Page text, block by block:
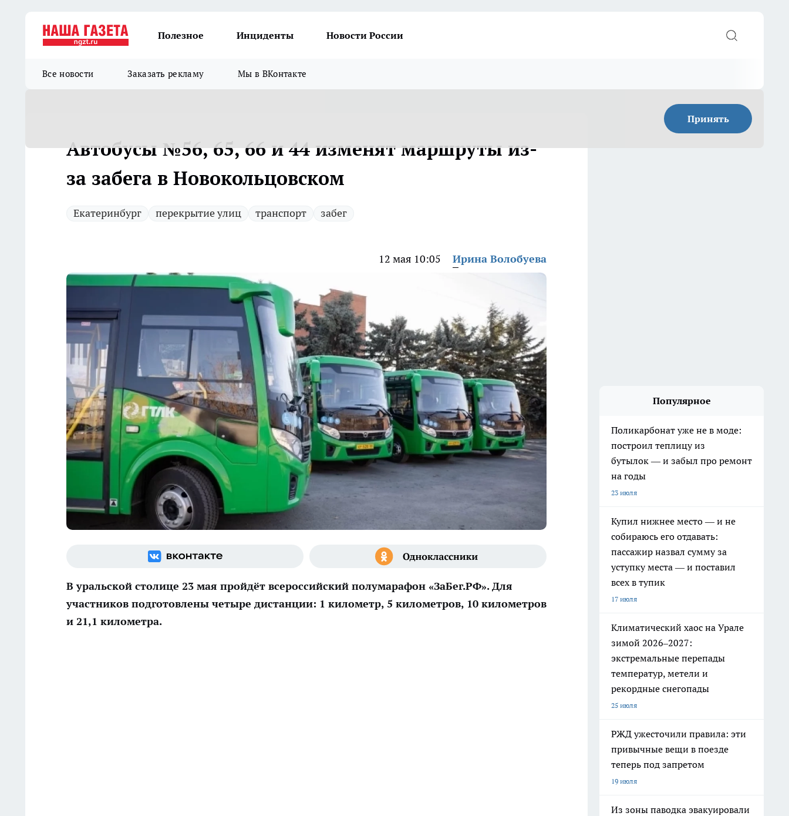
Полезное Инциденты Новости России
Все новости Заказать рекламу Мы в ВКонтакте
Принять
Автобусы №56, 65, 66 и 44 изменят маршруты из-
за забега в Новокольцовском
Екатеринбург перекрытие улиц транспорт забег
12 мая 10:05 Ирина Волобуева
В уральской столице 23 мая пройдёт всероссийский полумарафон «ЗаБег.РФ». Для
участников подготовлены четыре дистанции: 1 километр, 5 километров, 10 километров
и 21,1 километра.
Популярное
Поликарбонат уже не в моде:
построил теплицу из
бутылок — и забыл про ремонт
на годы
23 июля
Купил нижнее место — и не
собираюсь его отдавать:
пассажир назвал сумму за
уступку места — и поставил
всех в тупик
17 июля
Климатический хаос на Урале
зимой 2026–2027:
экстремальные перепады
температур, метели и
рекордные снегопады
25 июля
РЖД ужесточили правила: эти
привычные вещи в поезде
теперь под запретом
19 июля
Из зоны паводка эвакуировали